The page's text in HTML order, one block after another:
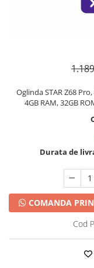
Telefoane mobile
Telefoane mobile
Oglinda STAR Z68
4GB RAM, 32GB
Durata de
COMANDA
Cod